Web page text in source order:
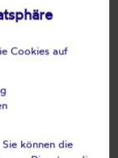
(BW)
(BW)
(BW)
(BW)
Cookies auf
können die